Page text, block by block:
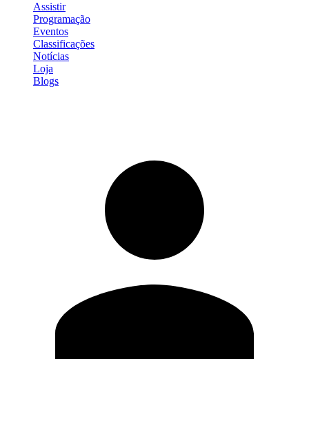
Assistir
Programação
Eventos
Classificações
Notícias
Loja
Blogs